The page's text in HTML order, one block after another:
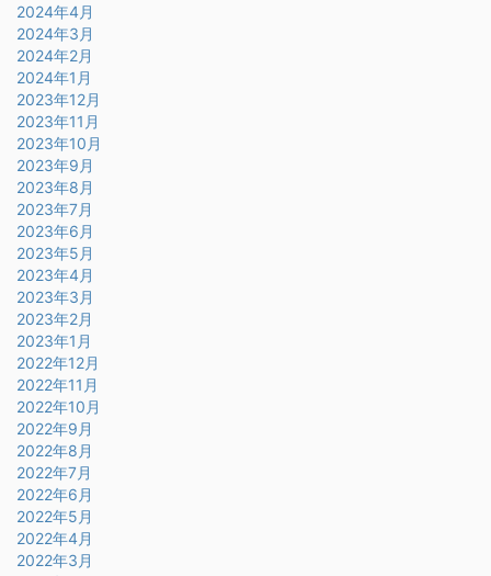
2024年4月
2024年3月
2024年2月
2024年1月
2023年12月
2023年11月
2023年10月
2023年9月
2023年8月
2023年7月
2023年6月
2023年5月
2023年4月
2023年3月
2023年2月
2023年1月
2022年12月
2022年11月
2022年10月
2022年9月
2022年8月
2022年7月
2022年6月
2022年5月
2022年4月
2022年3月